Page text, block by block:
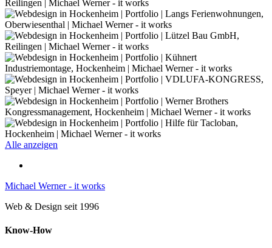
Alle anzeigen
Michael Werner - it works
Web & Design seit 1996
Know-How